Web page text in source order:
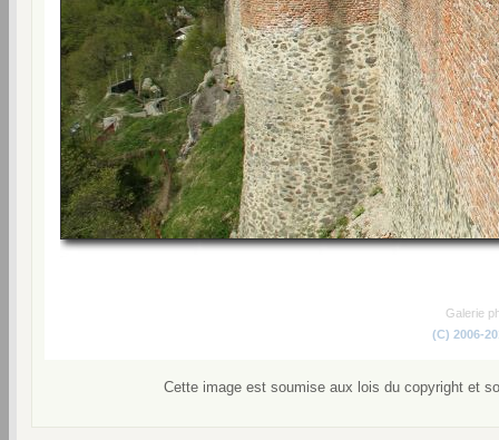
Galerie
(C) 2006-
Cette image est soumise aux lois du copyright et